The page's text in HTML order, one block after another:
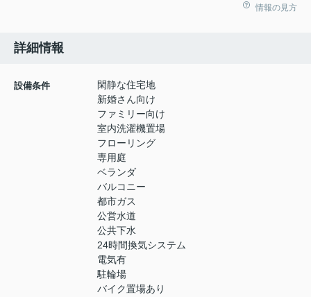
情報の見方
詳細情報
設備条件
閑静な住宅地
新婚さん向け
ファミリー向け
室内洗濯機置場
フローリング
専用庭
ベランダ
バルコニー
都市ガス
公営水道
公共下水
24時間換気システム
電気有
駐輪場
バイク置場あり